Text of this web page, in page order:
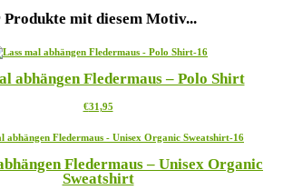
mit diesem Motiv...
abhängen Fledermaus – Polo Shirt
€31,95Dieses
weist
Varianten
auf.
Fledermaus – Unisex Organic
Sweatshirt